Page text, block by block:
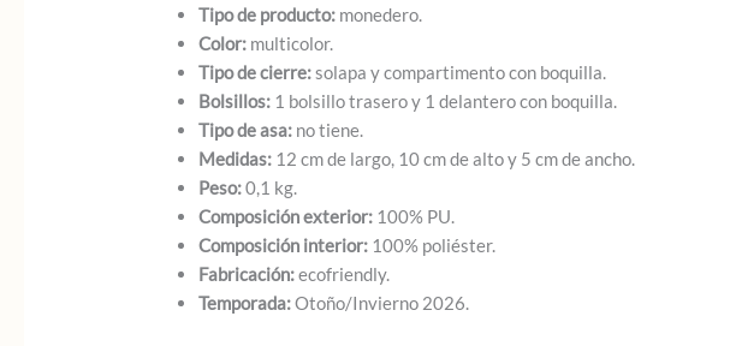
Tipo de producto: monedero.
Color: multicolor.
Tipo de cierre:solapa y compartimento con boquilla.
Bolsillos: 1 bolsillo trasero y 1 delantero con boquilla.
Tipo de asa: no tiene.
Medidas: 12 cm de largo, 10 cm de alto y 5 cm de ancho.
Peso:0,1 kg.
Composición exterior: 100% PU.
Composición interior: 100% poliéster.
Fabricación:ecofriendly.
Temporada:Otoño/Invierno 2026.